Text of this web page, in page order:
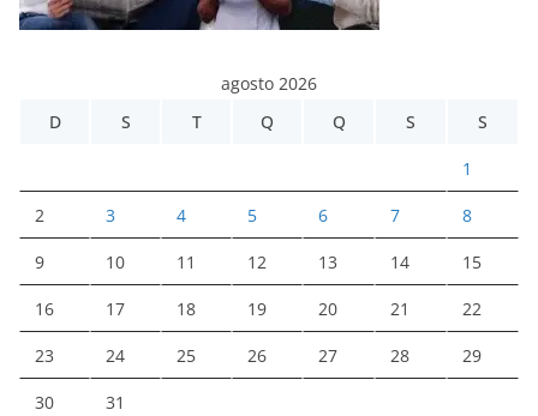
agosto 2026
D
S T Q Q S S
1
2 3 4 5 6 7 8
9 10 11 12 13 14 15
16 17 18 19 20 21 22
23 24 25 26 27 28 29
30 31